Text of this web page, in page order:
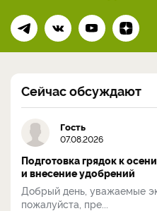
Сейчас обсуждают
Гость
07.08.2026
Подготовка грядок к
и внесение удобрений
Добрый день, уважаемые
пожалуйста, пре...